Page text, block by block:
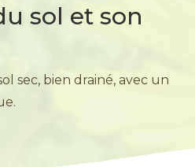
sol et son
sec, bien drainé, avec un